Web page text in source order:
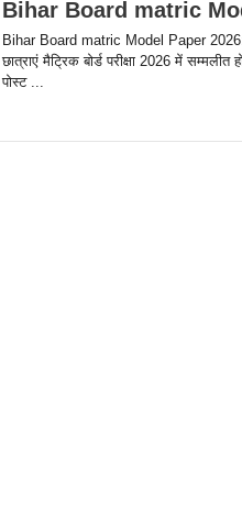
Bihar Board matric
Bihar Board matric Model Paper 2026:-
छात्राएं मैट्रिक बोर्ड परीक्षा 2026 में
पोस्ट ...